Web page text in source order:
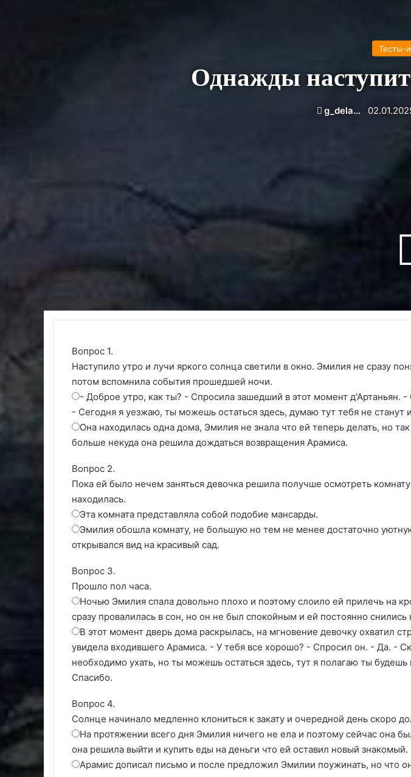
Тесты-
Однажды
g_dela...
Вопрос 1.
Наступило утро и лучи яркого солнца светили в окно. Эмилия не сразу
потом вспомнила события прошедшей ночи.
- Доброе утро, как ты? - Спросила зашедший в этот момент д'Артаньян.
- Сегодня я уезжаю, ты можешь остаться здесь, думаю тут тебя не станут
Она находилась одна дома, Эмилия не знала что ей теперь делать, но
больше некуда она решила дождаться возвращения Арамиса.
Вопрос 2.
Пока ей было нечем заняться девочка решила получше осмотреть
находилась.
Эта комната представляла собой подобие мансарды.
Эмилия обошла комнату, не большую но тем не менее достаточно
открывался вид на красивый сад.
Вопрос 3.
Прошло пол часа.
Ночью Эмилия спала довольно плохо и поэтому слоило ей прилечь на
сразу провалилась в сон, но он не был спокойным и ей постоянно
В этот момент дверь дома раскрылась, на мгновение девочку охватил
увидела входившего Арамиса. - У тебя все хорошо? - Спросил он. - Да. -
необходимо ухать, но ты можешь остаться здесь, тут я полагаю ты будешь
Спасибо.
Вопрос 4.
Солнце начинало медленно клониться к закату и очередной день скоро
На протяжении всего дня Эмилия ничего не ела и поэтому сейчас она
она решила выйти и купить еды на деньги что ей оставил новый знакомый.
Арамис дописал письмо и после предложил Эмилии поужинать, но что